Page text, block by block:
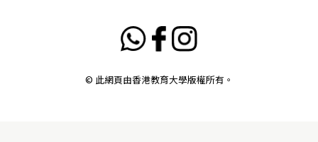
© 此網頁由香港教育大學版權所有。